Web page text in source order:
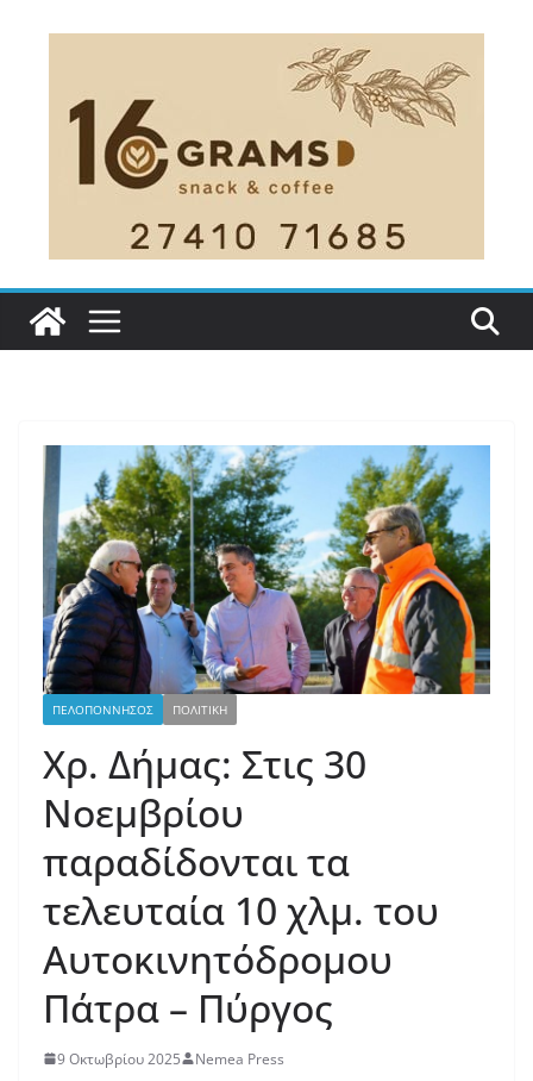
ΠΕΛΟΠΟΝΝΗΣΟΣ ΠΟΛΙΤΙΚΗ
Χρ. Δήμας: Στις 30
Νοεμβρίου
παραδίδονται τα
τελευταία 10 χλμ. του
Αυτοκινητόδρομου
Πάτρα – Πύργος
9 Οκτωβρίου 2025 Nemea Press